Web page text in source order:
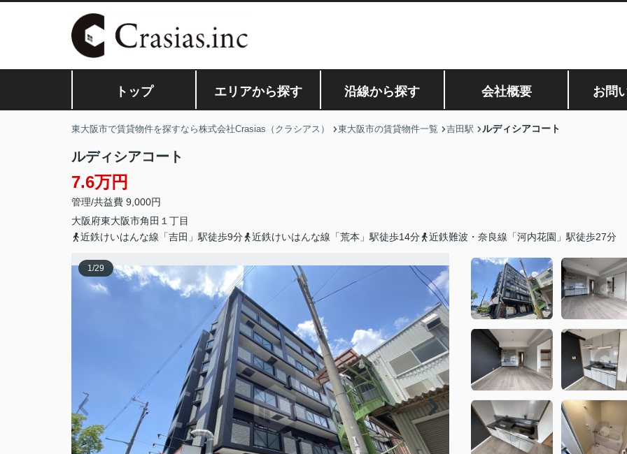
トップ エリアから探す 沿線から探す 会社概要 お問
東大阪市で賃貸物件を探すなら株式会社Crasias（クラシアス） 東大阪市の賃貸物件一覧 吉田駅 ルディシアコート
ルディシアコート
7.6万円
管理/共益費 9,000円
大阪府東大阪市角田 １丁目
近鉄けいはんな線「吉田」駅徒歩9分
近鉄けいはんな線「荒本」駅徒歩14分 近鉄難波・奈良線「河内花園」駅徒歩27分
1/29